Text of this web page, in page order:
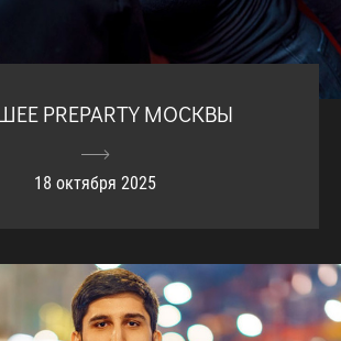
PREPARTY МОСКВЫ
18 октября 2025